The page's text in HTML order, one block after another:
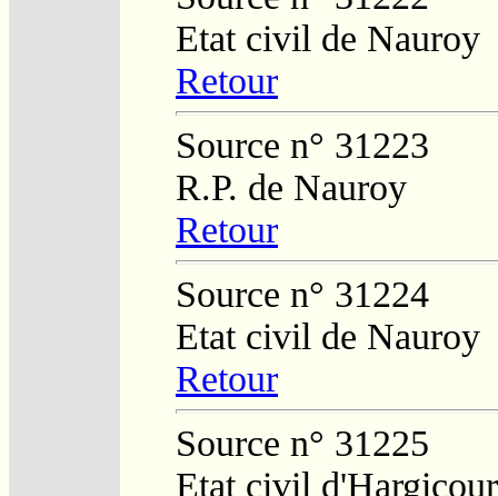
Etat civil de Nauroy
Retour
Source n° 31223
R.P. de Nauroy
Retour
Source n° 31224
Etat civil de Nauroy
Retour
Source n° 31225
Etat civil